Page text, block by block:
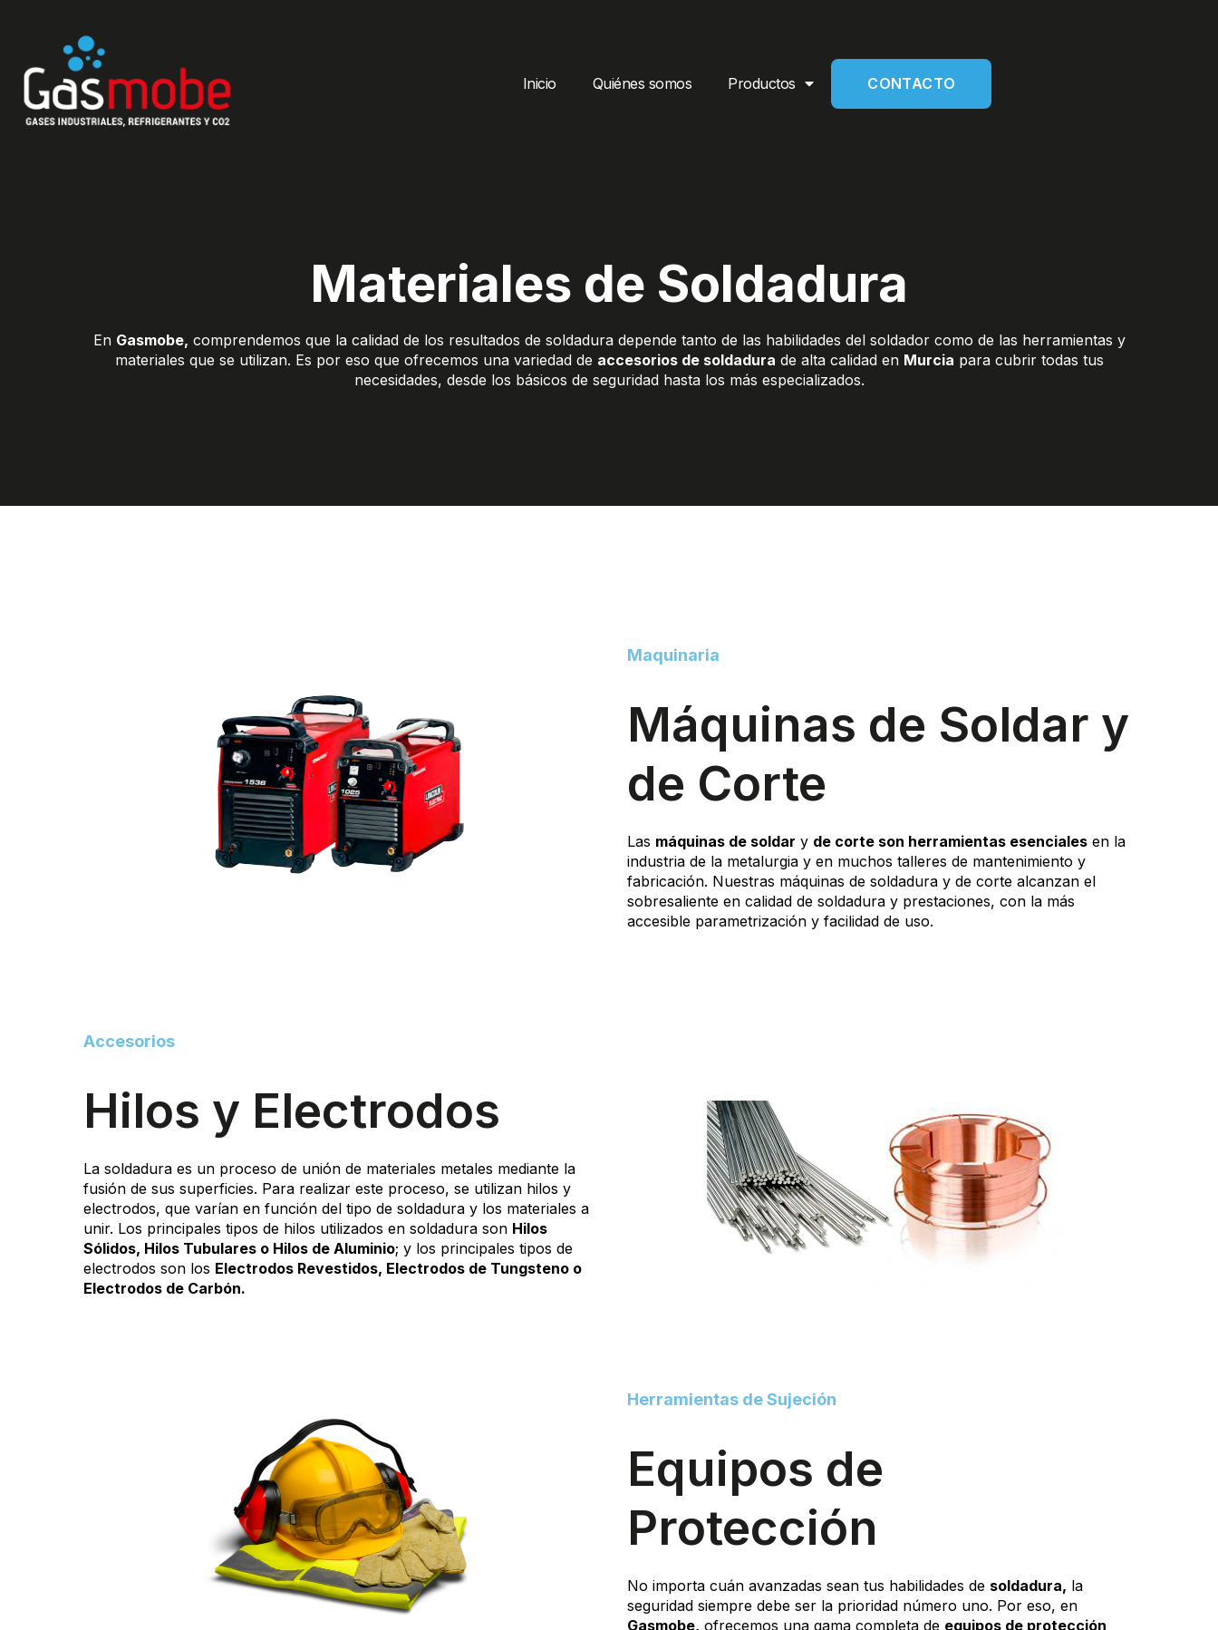
contenido
Inicio
Quiénes somos Productos CONTACTO
Materiales de Soldadura
En Gasmobe, comprendemos que la calidad de los resultados de soldadura depende tanto de las habilidades del soldador como de las herramientas y
materiales que se utilizan. Es por eso que ofrecemos una variedad de accesorios de soldadura de alta calidad en Murcia para cubrir todas tus
necesidades, desde los básicos de seguridad hasta los más especializados.
Maquinaria
Máquinas de Soldar y
de Corte
Las máquinas de soldar y de corte son herramientas esenciales en la
industria de la metalurgia y en muchos talleres de mantenimiento y
fabricación. Nuestras máquinas de soldadura y de corte alcanzan el
sobresaliente en calidad de soldadura y prestaciones, con la más
accesible parametrización y facilidad de uso.
Accesorios
Hilos y Electrodos
La soldadura es un proceso de unión de materiales metales mediante la
fusión de sus superficies. Para realizar este proceso, se utilizan hilos y
electrodos, que varían en función del tipo de soldadura y los materiales a
unir. Los principales tipos de hilos utilizados en soldadura son Hilos
Sólidos, Hilos Tubulares o Hilos de Aluminio; y los principales tipos de
electrodos son los Electrodos Revestidos, Electrodos de Tungsteno o
Electrodos de Carbón.
Herramientas de Sujeción
Equipos de
Protección
No importa cuán avanzadas sean tus habilidades de soldadura, la
seguridad siempre debe ser la prioridad número uno. Por eso, en
Gasmobe, ofrecemos una gama completa de equipos de protección